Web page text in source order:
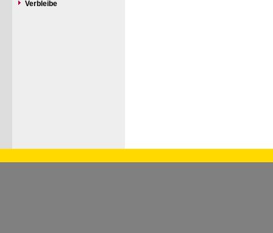
Verbleibe